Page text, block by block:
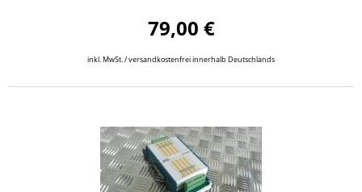
79,00 €
inkl. MwSt. / versandkostenfrei innerhalb Deutschlands